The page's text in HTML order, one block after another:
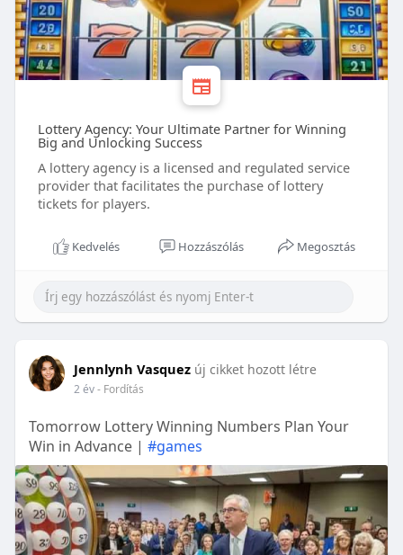
Lottery Agency: Your Ultimate Partner for Winning
Big and Unlocking Success
A lottery agency is a licensed and regulated service
provider that facilitates the purchase of lottery
tickets for players.
Kedvelés Hozzászólás Megosztás
Jennlynh Vasquez új cikket hozott létre
2 év- Fordítás
Tomorrow Lottery Winning Numbers Plan Your
Win in Advance | #games